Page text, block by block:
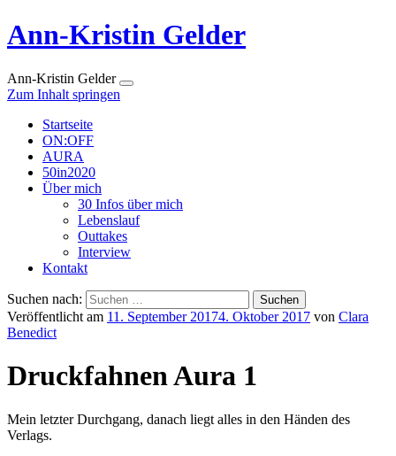
Ann-Kristin Gelder
Ann-Kristin Gelder
Zum Inhalt springen
Startseite
ON:OFF
AURA
50in2020
Über mich
30 Infos über mich
Lebenslauf
Outtakes
Interview
Kontakt
Suchen nach:
Veröffentlicht am 11. September 20174. Oktober 2017 von Clara
Benedict
Druckfahnen Aura 1
Mein letzter Durchgang, danach liegt alles in den Händen des
Verlags.